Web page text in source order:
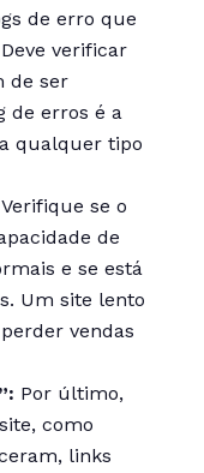
de erro que
verificar
de ser
de erros é a
qualquer tipo
Verifique se o
de
e se está
Um site lento
vendas
Por último,
como
links